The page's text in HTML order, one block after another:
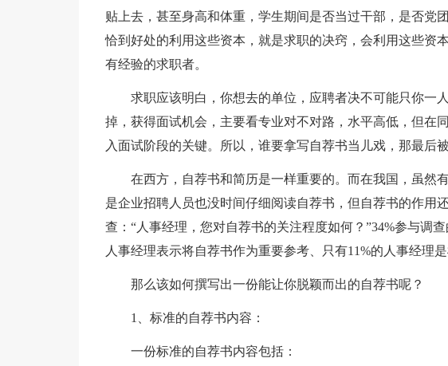
贴上去，甚至身高和体重，学生期间是否当过干部，是否党
恰到好处的利用这些资本，就是求职的决窍，会利用这些资
有经验的求职者。
求职应该明白，你想去的单位，应聘者决不可能只你一
掉，获得面试机会，主要看专业对不对路，水平高低，但在
入面试阶段的关键。所以，谁要拿写自荐书当儿戏，那最后
在西方，自荐书和简历是一样重要的。而在我国，虽然
是企业招聘人员也没时间仔细阅读自荐书，但自荐书的作用
查：“人事经理，您对自荐书的关注程度如何？”34%参与调
人事经理表示将自荐书作为重要参考、只有11%的人事经理是
那么该如何撰写出一份能让你脱颖而出的自荐书呢？
1、标准的自荐书内容：
一份标准的自荐书内容包括：